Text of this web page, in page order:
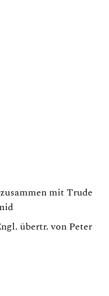
mit Trude
übertr. von Peter